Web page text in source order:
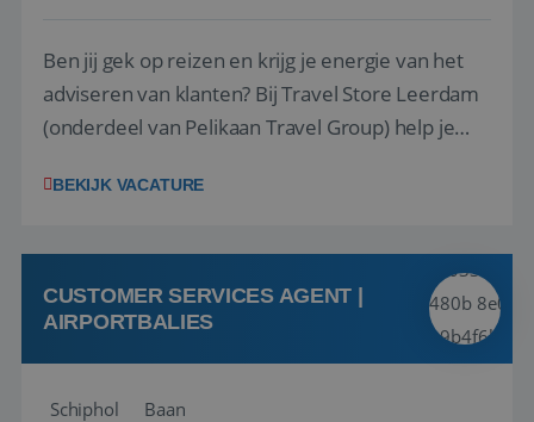
Ben jij gek op reizen en krijg je energie van het
adviseren van klanten? Bij Travel Store Leerdam
(onderdeel van Pelikaan Travel Group) help je
vinden. Samen maken we van elke reis een
hebt in de reisbranche of j...
BEKIJK VACATURE
CUSTOMER SERVICES AGENT |
AIRPORTBALIES
Schiphol Baan